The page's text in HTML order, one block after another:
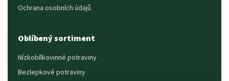
Ochrana osobních údajů
Oblíbený sortiment
Nízkobílkovinné potraviny
Bezlepkové potraviny